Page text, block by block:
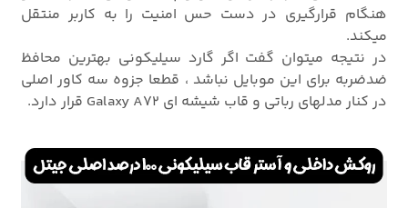
هنگام قرارگیری در دست حس امنیت را به کاربر منتقل
میکند.
در نتیجه میتوان گفت اگر گارد سیلیکونی بهترین محافظ
ضدضربه برای این موبایل نباشد ، قطعا جزوه سه کاور اصلی
در کنار مدلهای رباتی و قاب شیشه ای Galaxy A72 قرار دارد.